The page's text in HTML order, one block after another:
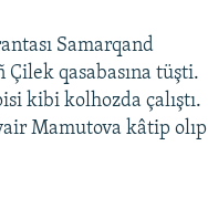
Samarqand
Çilek qasabasına tüşti.
kibi kolhozda çalıştı.
Mamutova kâtip olıp